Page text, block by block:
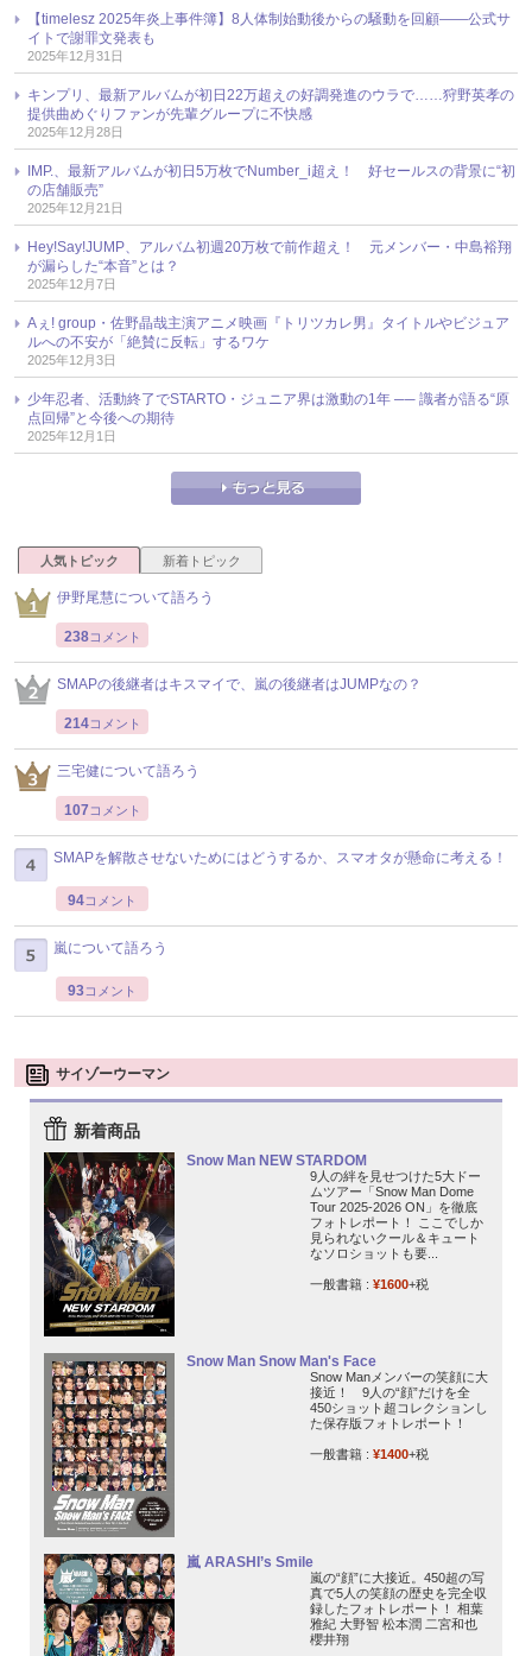
【timelesz 2025年炎上事件簿】8人体制始動後からの騒動を回顧――公式サ
イトで謝罪文発表も
2025年12月31日
キンプリ、最新アルバムが初日22万超えの好調発進のウラで……狩野英孝の
提供曲めぐりファンが先輩グループに不快感
2025年12月28日
IMP.、最新アルバムが初日5万枚でNumber_i超え！ 好セールスの背景に“初
の店舗販売”
2025年12月21日
Hey!Say!JUMP、アルバム初週20万枚で前作超え！ 元メンバー・中島裕翔
が漏らした“本音”とは？
2025年12月7日
Aぇ! group・佐野晶哉主演アニメ映画『トリツカレ男』タイトルやビジュア
ルへの不安が「絶賛に反転」するワケ
2025年12月3日
少年忍者、活動終了でSTARTO・ジュニア界は激動の1年 ── 識者が語る“原
点回帰”と今後への期待
2025年12月1日
人気トピック 新着トピック
伊野尾慧について語ろう
238コメント
SMAPの後継者はキスマイで、嵐の後継者はJUMPなの？
214コメント
三宅健について語ろう
107 コメント
SMAPを解散させないためにはどうするか、スマオタが懸命に考える！
94コメント
嵐について語ろう
93コメント
サイゾーウーマン
新着商品
Snow Man NEW STARDOM
9人の絆を見せつけた5大ドー
ムツアー「Snow Man Dome
Tour 2025-2026 ON」を徹底
フォトレポート！ ここでしか
見られないクール＆キュート
なソロショットも要...
一般書籍 : ¥1600+税
Snow Man Snow Man's Face
Snow Manメンバーの笑顔に大
接近！ 9人の“顔”だけを全
450ショット超コレクションし
た保存版フォトレポート！
一般書籍 : ¥1400+税
嵐 ARASHI’s Smile
嵐の“顔”に大接近。450超の写
真で5人の笑顔の歴史を完全収
録したフォトレポート！ 相葉
雅紀 大野智 松本潤 二宮和也
櫻井翔